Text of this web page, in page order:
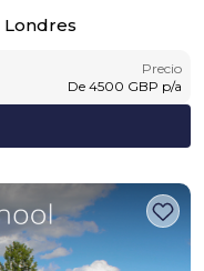
Londres
Precio
De 4500 GBP p/a